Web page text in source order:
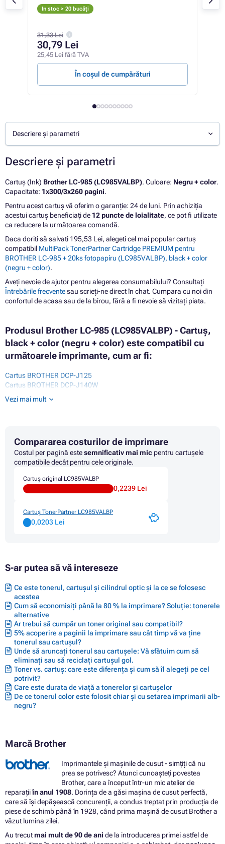
In stoc > 20 bucăți
31,33 Lei
30,79 Lei
25,45 Lei fără TVA
În coșul de cumpărături
Descriere și parametri
Descriere și parametri
Cartuș (Ink) Brother LC-985 (LC985VALBP). Culoare: Negru + color.
Capacitate: 1x300/3x260 pagini.
Pentru acest cartuș vă oferim o garanție: 24 de luni. Prin achiziția
acestui cartuș beneficiați de 12 puncte de loialitate, ce pot fi utilizate
ca reducere la următoarea comandă.
Daca doriti să salvati 195,53 Lei, alegeti cel mai popular cartuș
compatibil MultiPack TonerPartner Cartridge PREMIUM pentru
BROTHER LC-985 + 20ks fotopapíru (LC985VALBP), black + color
(negru + color).
Aveți nevoie de ajutor pentru alegerea consumabilului? Consultați
Întrebările frecventesau scrieți-ne direct în chat. Cumpara cu noi din
confortul de acasa sau de la birou, fără a fi nevoie să vizitați piata.
Produsul Brother LC-985 (LC985VALBP) - Cartuș,
black + color (negru + color) este compatibil cu
următoarele imprimante, cum ar fi:
Cartus BROTHER DCP-J125
Cartus BROTHER DCP-J140W
Cartus BROTHER DCP-J215
Cartus BROTHER DCP-J315W
Cartus BROTHER MFC-J410
Cartus BROTHER MFC-J410 SERIES
Cartus BROTHER MFC-J415W
Vezi mai mult
Compararea costurilor de imprimare
Costul per pagină estesemnificativ mai mic pentru cartușele
compatibile decât pentru cele originale.
Cartuș original LC985VALBP
0,2239 Lei
Cartuș TonerPartner LC985VALBP
0,0203 Lei
S-ar putea să vă intereseze
Ce este tonerul, cartușul și cilindrul optic și la ce se folosesc
acestea
Cum să economisiți până la 80 % la imprimare? Soluție: tonerele
alternative
Ar trebui să cumpăr un toner original sau compatibil?
5% acoperire a paginii la imprimare sau cât timp vă va ține
tonerul sau cartușul?
Unde să aruncați tonerul sau cartușele: Vă sfătuim cum să
eliminați sau să reciclați cartușul gol.
Toner vs. cartuș: care este diferența și cum să îl alegeți pe cel
potrivit?
Care este durata de viață a tonerelor și cartușelor
De ce tonerul color este folosit chiar și cu setarea imprimarii alb-
negru?
Marcă Brother
Imprimantele și mașinile de cusut - simțiți că nu
prea se potrivesc? Atunci cunoașteți povestea
Brother, care a început într-un mic atelier de
reparațiiîn anul 1908. Dorința de a găsi mașina de cusut perfectă,
care să își depășească concurenții, a condus treptat prin producția de
piese de schimb până în 1928, când prima mașină de cusut Brother a
văzut lumina zilei.
Au trecutmai mult de 90 de ani de la introducerea primei astfel de